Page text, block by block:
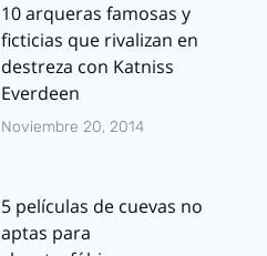
10 arqueras famosas y
ficticias que rivalizan en
destreza con Katniss
Everdeen
Noviembre 20, 2014
5 películas de cuevas no
aptas para